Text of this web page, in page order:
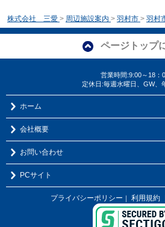
株式会社 三愛 > 周辺施設案内 > 羽村市 > 羽村
ページトップ
営業時間:9:00～18：
定休日:毎週水曜日、GW、
ホーム
会社概要
お問い合わせ
PCサイト
プライバシーポリシー 利用規約